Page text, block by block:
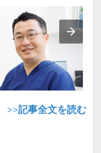
>>記事全文を読む